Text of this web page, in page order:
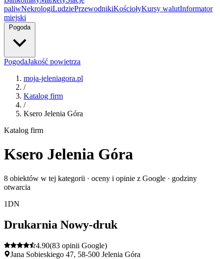
paliwNekrologiLudziePrzewodnikiKościołyKursy walutInformator
miejski
Pogoda
PogodaJakość powietrza
moja-jeleniagora.pl
/
Katalog firm
/
Ksero Jelenia Góra
Katalog firm
Ksero Jelenia Góra
8 obiektów w tej kategorii · oceny i opinie z Google · godziny
otwarcia
1DN
Drukarnia Nowy-druk
4.90(83 opinii Google)
Jana Sobieskiego 47, 58-500 Jelenia Góra